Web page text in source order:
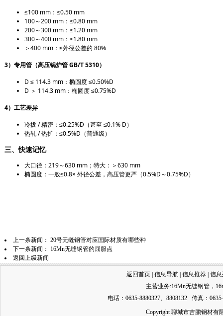
≤100 mm：≤0.50 mm
100～200 mm：≤0.80 mm
200～300 mm：≤1.20 mm
300～400 mm：≤1.80 mm
＞400 mm：≤外径公差的 80%
3）专用管（高压锅炉管 GB/T 5310）
D ≤ 114.3 mm：椭圆度≤0.50%D
D ＞ 114.3 mm：椭圆度≤0.75%D
4）工艺差异
冷拔 / 精密： ≤0.25%D （甚至 ≤0.1% D）
热轧 / 热扩： ≤0.5%D （普通级）
三、快速记忆
大口径： 219～630 mm；特大： ＞630 mm
椭圆度： 一般≤0.8× 外径公差，高压管更严（0.5%D～0.75%D）
上一条新闻： 20号无缝钢管对应国际材质有哪些种
下一条新闻：
16Mn无缝钢管的屈服点
返回上级新闻
返回首页 信息导航 信息推荐 信
主营业务:16Mn无缝钢管，
电话：0635-8880327、8808132 传真：
Copyright 聊城市吉鹏钢材